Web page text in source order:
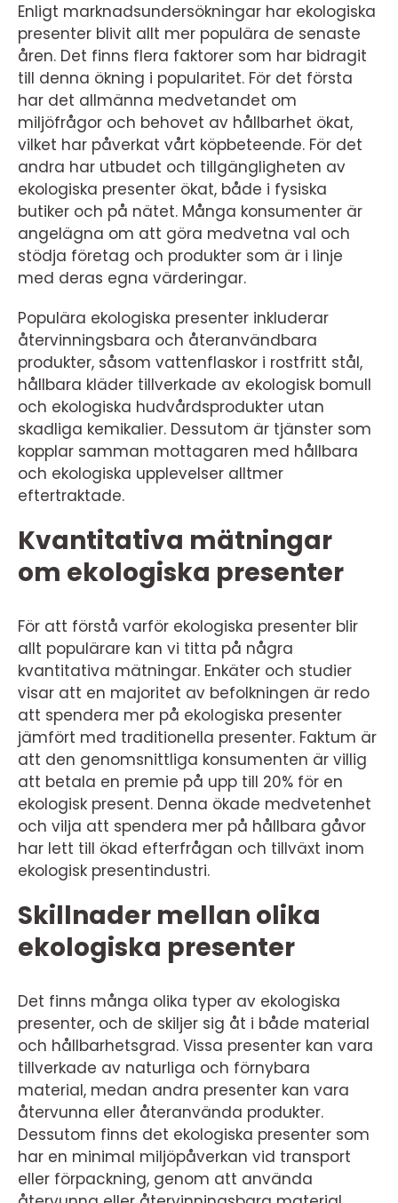
Enligt marknadsundersökningar har ekologiska
presenter blivit allt mer populära de senaste
åren. Det finns flera faktorer som har bidragit
till denna ökning i popularitet. För det första
har det allmänna medvetandet om
miljöfrågor och behovet av hållbarhet ökat,
vilket har påverkat vårt köpbeteende. För det
andra har utbudet och tillgängligheten av
ekologiska presenter ökat, både i fysiska
butiker och på nätet. Många konsumenter är
angelägna om att göra medvetna val och
stödja företag och produkter som är i linje
med deras egna värderingar.
Populära ekologiska presenter inkluderar
återvinningsbara och återanvändbara
produkter, såsom vattenflaskor i rostfritt stål,
hållbara kläder tillverkade av ekologisk bomull
och ekologiska hudvårdsprodukter utan
skadliga kemikalier. Dessutom är tjänster som
kopplar samman mottagaren med hållbara
och ekologiska upplevelser alltmer
eftertraktade.
Kvantitativa mätningar
om ekologiska presenter
För att förstå varför ekologiska presenter blir
allt populärare kan vi titta på några
kvantitativa mätningar. Enkäter och studier
visar att en majoritet av befolkningen är redo
att spendera mer på ekologiska presenter
jämfört med traditionella presenter. Faktum är
att den genomsnittliga konsumenten är villig
att betala en premie på upp till 20% för en
ekologisk present. Denna ökade medvetenhet
och vilja att spendera mer på hållbara gåvor
har lett till ökad efterfrågan och tillväxt inom
ekologisk presentindustri.
Skillnader mellan olika
ekologiska presenter
Det finns många olika typer av ekologiska
presenter, och de skiljer sig åt i både material
och hållbarhetsgrad. Vissa presenter kan vara
tillverkade av naturliga och förnybara
material, medan andra presenter kan vara
återvunna eller återanvända produkter.
Dessutom finns det ekologiska presenter som
har en minimal miljöpåverkan vid transport
eller förpackning, genom att använda